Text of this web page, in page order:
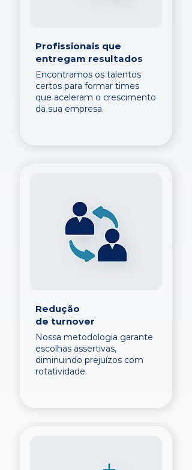
Profissionais que
entregam resultados
Encontramos os talentos
certos para formar times
que aceleram o crescimento
da sua empresa.
Redução
de turnover
Nossa metodologia garante
escolhas assertivas,
diminuindo prejuízos com
rotatividade.